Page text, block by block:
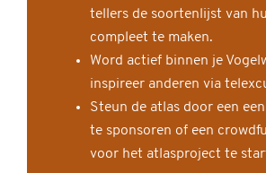
tellers de soortenlijst van
compleet te maken.
Word actief binnen je
inspireer anderen via
Steun de atlas door een
te sponsoren of een
voor het atlasproject te